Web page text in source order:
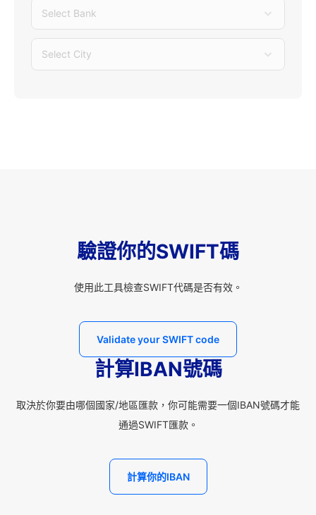
Select Bank
Select City
驗證你的SWIFT碼
使用此工具檢查SWIFT代碼是否有效。
Validate your SWIFT code
計算IBAN號碼
取決於你要由哪個國家/地區匯款，你可能需要一個IBAN號碼才能
通過SWIFT匯款。
計算你的IBAN